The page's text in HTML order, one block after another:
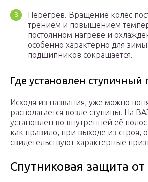
Перегрев. Вращение колёс
трением и повышением
постоянном нагреве и
особенно характерно для
подшипников сокращается.
Где установлен
Исходя из названия, уже можно
располагается возле ступицы. На
установлен во внутренней её
как правило, при выходе из строя,
свидетельствуют характерные
Спутниковая защита от